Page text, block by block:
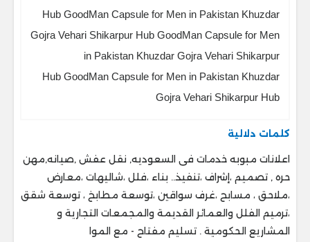
Hub GoodMan Capsule for Men in Pakistan Khuzdar
Gojra Vehari Shikarpur Hub GoodMan Capsule for Men
in Pakistan Khuzdar Gojra Vehari Shikarpur
Hub GoodMan Capsule for Men in Pakistan Khuzdar
Gojra Vehari Shikarpur Hub
كلمات دلالية
اعلانات مبوبه خدمات فى السعوديه, نقل عفش ,صيانه,مهن
حره , تصميم ،إشراف ،تنفيذ.. ‎بناء ،فلل ،شاليهات ،معارض
،ملاحق ، ‎مسابح ،غرف سواقين ،توسعة مطابخ ، ‎توسعة شقق
،ترميم الفلل والعمائر القديمة والمجمعات التجارية و
المشاريع الحكومية . ‎تسليم مفتاح - مع الموا